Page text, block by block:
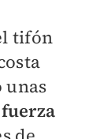
tifón
unas